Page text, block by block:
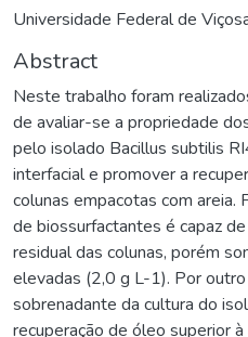
Universidade Federal de
Abstract
Neste trabalho foram
de avaliar-se a propriedade
pelo isolado Bacillus subtilis
interfacial e promover a
colunas empacotas com areia.
de biossurfactantes é capaz
residual das colunas, porém
elevadas (2,0 g L-1). Por
sobrenadante da cultura do
recuperação de óleo superior